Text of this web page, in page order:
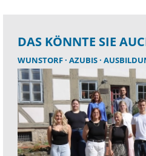
DAS KÖNNTE SIE
WUNSTORF AZUBIS